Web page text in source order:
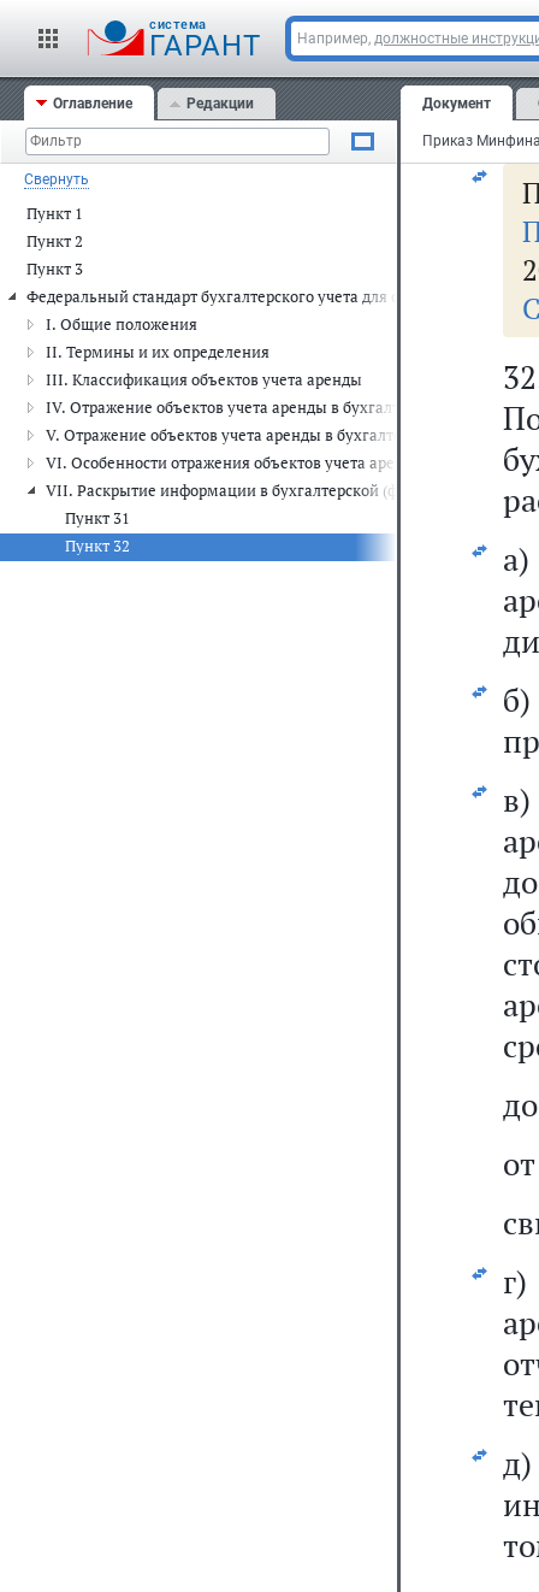
cистема
ГАРАНТ Например, должностные
Оглавление Редакции
Свернуть
Пункт 1
Пункт 2
Пункт 3
Федеральный стандарт бухгалтерского учета для организаций
I. Общие положения
II. Термины и их определения
III. Классификация объектов учета аренды
IV. Отражение объектов учета аренды в бухгалтерском учете
V. Отражение объектов учета аренды в бухгалтерском учете
VI. Особенности отражения объектов учета аренды по
VII. Раскрытие информации в бухгалтерской (финансовой)
Пункт 31
Пункт 32
Документ